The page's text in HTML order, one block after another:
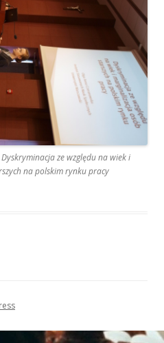
ze względu na wiek i
na polskim rynku pracy